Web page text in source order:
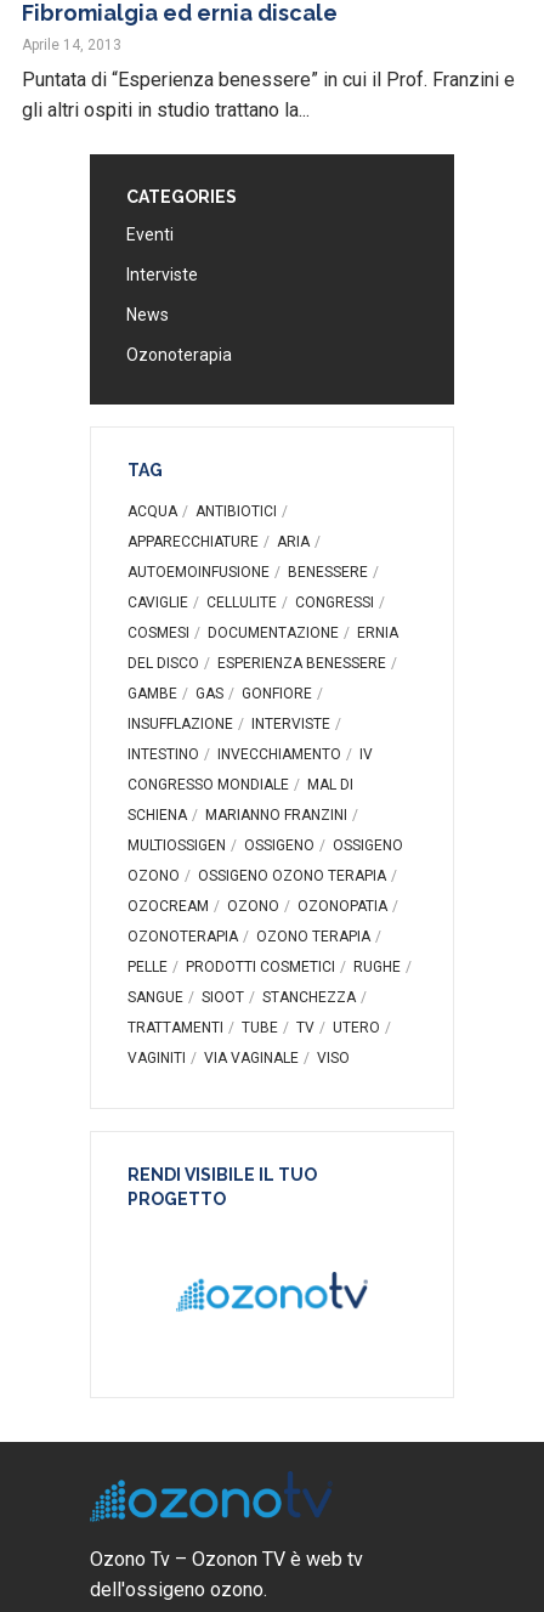
Fibromialgia ed ernia discale
Aprile 14, 2013
Puntata di “Esperienza benessere” in cui il Prof. Franzini e
gli altri ospiti in studio trattano la...
CATEGORIES
Eventi
Interviste
News
Ozonoterapia
TAG
ACQUA
ANTIBIOTICI
APPARECCHIATURE
ARIA
AUTOEMOINFUSIONE
BENESSERE
CAVIGLIE
CELLULITE
CONGRESSI
COSMESI
DOCUMENTAZIONE
ERNIA
DEL DISCO
ESPERIENZA BENESSERE
GAMBE
GAS
GONFIORE
INSUFFLAZIONE
INTERVISTE
INTESTINO
INVECCHIAMENTO
IV
CONGRESSO MONDIALE
MAL DI
SCHIENA
MARIANNO FRANZINI
MULTIOSSIGEN
OSSIGENO
OSSIGENO
OZONO
OSSIGENO OZONO TERAPIA
OZOCREAM
OZONO
OZONOPATIA
OZONOTERAPIA
OZONO TERAPIA
PELLE
PRODOTTI COSMETICI
RUGHE
SANGUE
SIOOT
STANCHEZZA
TRATTAMENTI
TUBE TV
UTERO
VAGINITI
VIA VAGINALE VISO
RENDI VISIBILE IL TUO
PROGETTO
Ozono Tv – Ozonon TV è web tv
dell'ossigeno ozono.